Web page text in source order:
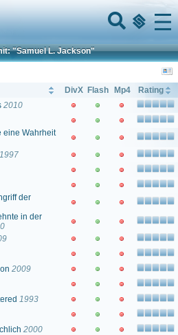
Menu
"Samuel L. Jackson"
DivX Flash Mp4
Rating
2010
eine Wahrheit
1997
der
in der
2009
1993
2000